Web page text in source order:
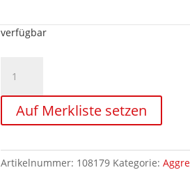
verfügbar
758HD/H480/H480C
Menge
Auf Merkliste setzen
Artikelnummer: 108179 Kategorie: